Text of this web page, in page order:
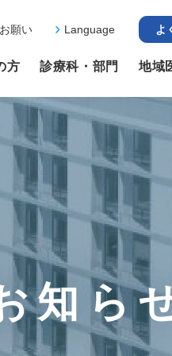
願い Language よ
方 診療科・部門 地域
知ら